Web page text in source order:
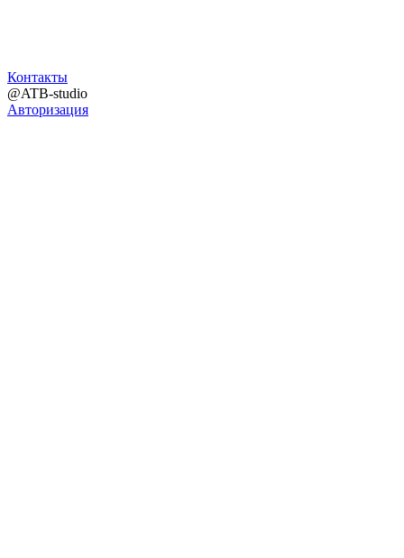
Контакты
@ATB-studio
Авторизация